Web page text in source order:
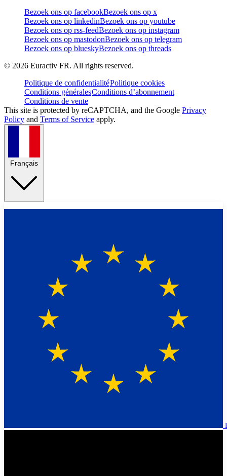
Bezoek ons op facebookBezoek ons op x
Bezoek ons op linkedinBezoek ons op youtube
Bezoek ons op rss-feedBezoek ons op instagram
Bezoek ons op mastodonBezoek ons op telegram
Bezoek ons op blueskyBezoek ons op threads
© 2026 Euractiv FR. All rights reserved.
Politique de confidentialitéPolitique cookies
Conditions généralesConditions d’abonnement
Conditions de vente
This site is protected by reCAPTCHA, and the Google Privacy
Policy and Terms of Service apply.
Français